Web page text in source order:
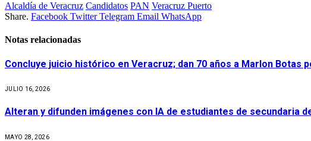
Alcaldía de Veracruz Candidatos PAN Veracruz Puerto
Share. Facebook Twitter Telegram Email WhatsApp
Notas relacionadas
Concluye juicio histórico en Veracruz; dan 70 años a Marlon
JULIO 16, 2026
Alteran y difunden imágenes con IA de estudiantes de secundaria
MAYO 28, 2026